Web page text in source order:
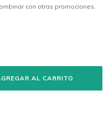
con otras promociones.